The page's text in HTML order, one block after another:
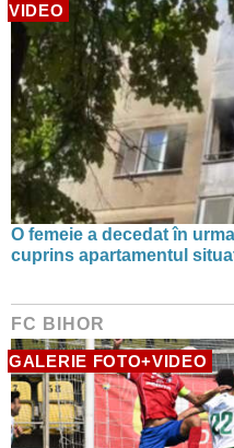
VIDEO
O femeie a decedat în
cuprins apartamentul
FC BIHOR
GALERIE FOTO+VIDEO